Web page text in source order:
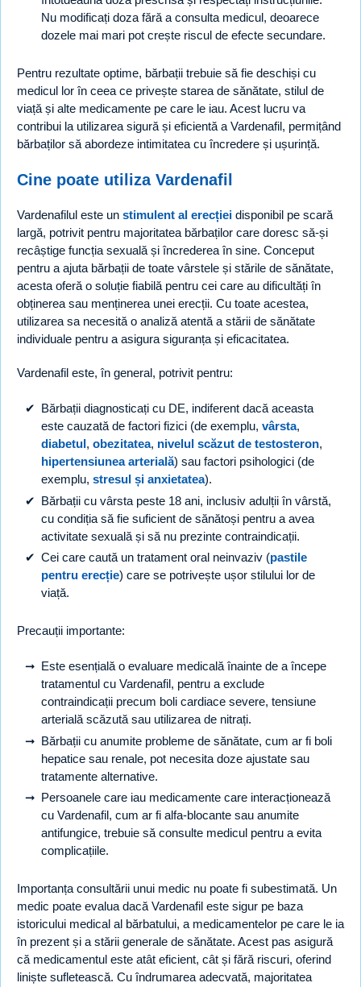
Nu modificați doza fără a consulta medicul, deoarece
dozele mai mari pot crește riscul de efecte secundare.
Pentru rezultate optime, bărbații trebuie să fie deschiși cu
medicul lor în ceea ce privește starea de sănătate, stilul de
viață și alte medicamente pe care le iau. Acest lucru va
contribui la utilizarea sigură și eficientă a Vardenafil, permițând
bărbaților să abordeze intimitatea cu încredere și ușurință.
Cine poate utiliza Vardenafil
Vardenafilul este un stimulent al erecției disponibil pe scară
largă, potrivit pentru majoritatea bărbaților care doresc să-și
recâștige funcția sexuală și încrederea în sine. Conceput
pentru a ajuta bărbații de toate vârstele și stările de sănătate,
acesta oferă o soluție fiabilă pentru cei care au dificultăți în
obținerea sau menținerea unei erecții. Cu toate acestea,
utilizarea sa necesită o analiză atentă a stării de sănătate
individuale pentru a asigura siguranța și eficacitatea.
Vardenafil este, în general, potrivit pentru:
Bărbații diagnosticați cu DE, indiferent dacă aceasta
este cauzată de factori fizici (de exemplu, vârsta,
diabetul, obezitatea, nivelul scăzut de testosteron,
hipertensiunea arterială) sau factori psihologici (de
exemplu, stresul și anxietatea).
Bărbații cu vârsta peste 18 ani, inclusiv adulții în vârstă,
cu condiția să fie suficient de sănătoși pentru a avea
activitate sexuală și să nu prezinte contraindicații.
Cei care caută un tratament oral neinvaziv (pastile
pentru erecție) care se potrivește ușor stilului lor de
viață.
Precauții importante:
Este esențială o evaluare medicală înainte de a începe
tratamentul cu Vardenafil, pentru a exclude
contraindicații precum boli cardiace severe, tensiune
arterială scăzută sau utilizarea de nitrați.
Bărbații cu anumite probleme de sănătate, cum ar fi boli
hepatice sau renale, pot necesita doze ajustate sau
tratamente alternative.
Persoanele care iau medicamente care interacționează
cu Vardenafil, cum ar fi alfa-blocante sau anumite
antifungice, trebuie să consulte medicul pentru a evita
complicațiile.
Importanța consultării unui medic nu poate fi subestimată. Un
medic poate evalua dacă Vardenafil este sigur pe baza
istoricului medical al bărbatului, a medicamentelor pe care le ia
în prezent și a stării generale de sănătate. Acest pas asigură
că medicamentul este atât eficient, cât și fără riscuri, oferind
liniște sufletească. Cu îndrumarea adecvată, majoritatea